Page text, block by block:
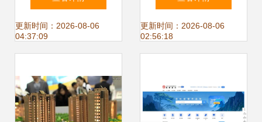
发项目——经典与
区构想
更新时间：2026-08-06
04:37:09
家受此影响吗？
更新时间：2026-08-06
02:56:18